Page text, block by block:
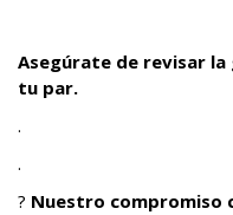
Asegúrate de revisar
tu par.
.
.
? Nuestro compromiso